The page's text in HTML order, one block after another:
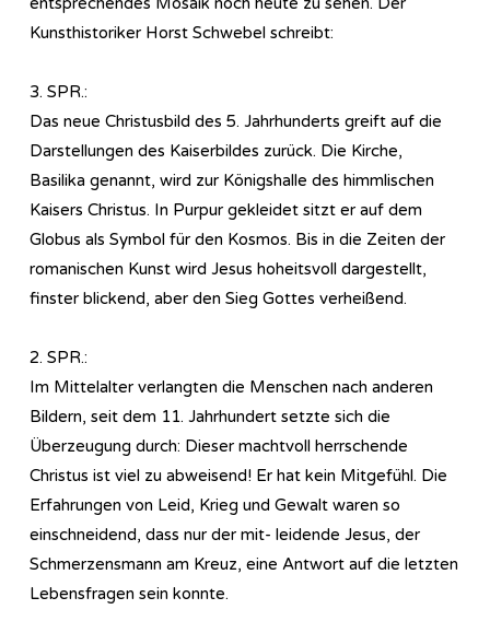
Kunsthistoriker Horst Schwebel schreibt:
3. SPR.:
Das neue Christusbild des 5. Jahrhunderts greift auf die
Darstellungen des Kaiserbildes zurück. Die Kirche,
Basilika genannt, wird zur Königshalle des himmlischen
Kaisers Christus. In Purpur gekleidet sitzt er auf dem
Globus als Symbol für den Kosmos. Bis in die Zeiten der
romanischen Kunst wird Jesus hoheitsvoll dargestellt,
finster blickend, aber den Sieg Gottes verheißend.
2. SPR.:
Im Mittelalter verlangten die Menschen nach anderen
Bildern, seit dem 11. Jahrhundert setzte sich die
Überzeugung durch: Dieser machtvoll herrschende
Christus ist viel zu abweisend! Er hat kein Mitgefühl. Die
Erfahrungen von Leid, Krieg und Gewalt waren so
einschneidend, dass nur der mit- leidende Jesus, der
Schmerzensmann am Kreuz, eine Antwort auf die letzten
Lebensfragen sein konnte.